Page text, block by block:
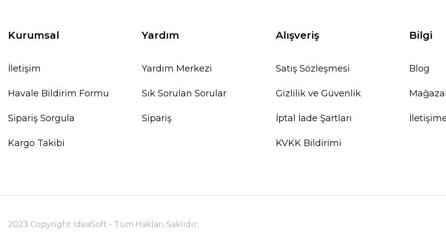
Kurumsal
İletişim
Havale Bildirim Formu
Sipariş Sorgula
Kargo Takibi
Yardım
Yardım Merkezi
Sık Sorulan Sorular
Sipariş
Alışveriş
Satış Sözleşmesi
Gizlilik ve Güvenlik
İptal İade Şartları
KVKK Bildirimi
Bilgi
Blog
2023 Copyright IdeaSoft - Tüm Hakları Saklıdır.